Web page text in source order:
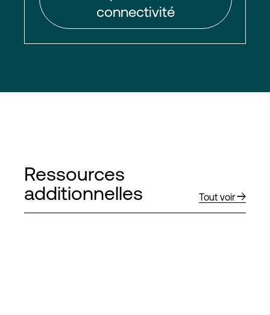
connectivité
Ressources
additionnelles
Tout voir